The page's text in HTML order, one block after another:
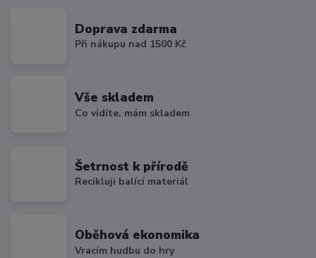
Doprava zdarma
Při nákupu nad 1500 Kč
Vše skladem
Co vidíte, mám skladem
Šetrnost k přírodě
Recikluji balící materiál
Oběhová ekonomika
Vracím hudbu do hry